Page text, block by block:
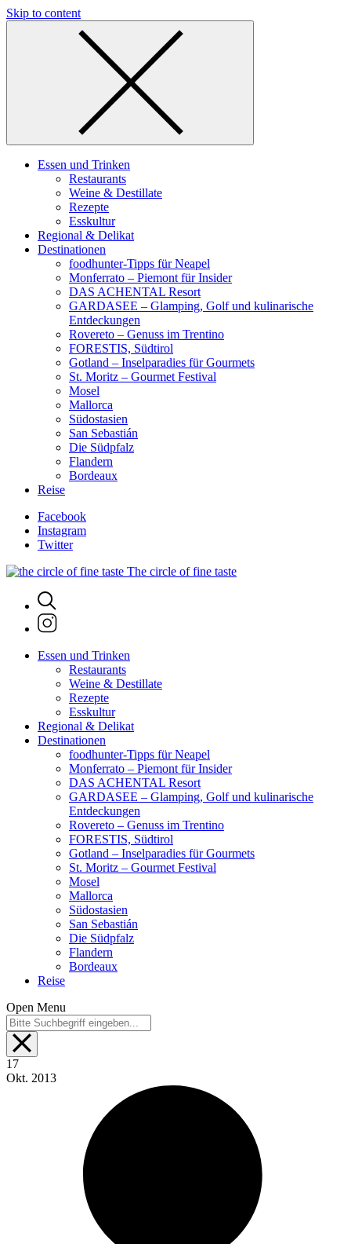
Skip to content
Essen und Trinken
Restaurants
Weine & Destillate
Rezepte
Esskultur
Regional & Delikat
Destinationen
foodhunter-Tipps für Neapel
Monferrato – Piemont für Insider
DAS ACHENTAL Resort
GARDASEE – Glamping, Golf und kulinarische
Entdeckungen
Rovereto – Genuss im Trentino
FORESTIS, Südtirol
Gotland – Inselparadies für Gourmets
St. Moritz – Gourmet Festival
Mosel
Mallorca
Südostasien
San Sebastián
Die Südpfalz
Flandern
Bordeaux
Reise
Facebook
Instagram
Twitter
The circle of fine taste
Essen und Trinken
Restaurants
Weine & Destillate
Rezepte
Esskultur
Regional & Delikat
Destinationen
foodhunter-Tipps für Neapel
Monferrato – Piemont für Insider
DAS ACHENTAL Resort
GARDASEE – Glamping, Golf und kulinarische
Entdeckungen
Rovereto – Genuss im Trentino
FORESTIS, Südtirol
Gotland – Inselparadies für Gourmets
St. Moritz – Gourmet Festival
Mosel
Mallorca
Südostasien
San Sebastián
Die Südpfalz
Flandern
Bordeaux
Reise
Open Menu
17
Okt. 2013